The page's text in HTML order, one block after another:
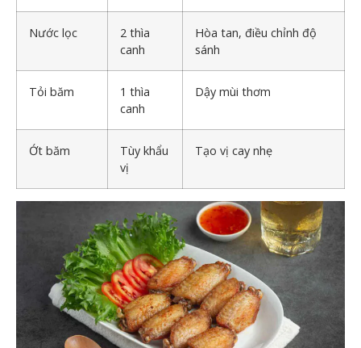
Nước lọc
2 thìa
canh
Hòa tan, điều chỉnh độ
sánh
Tỏi băm
1 thìa
canh
Dậy mùi thơm
Ớt băm
Tùy khẩu
vị
Tạo vị cay nhẹ